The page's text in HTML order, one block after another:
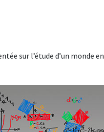
sur l’étude d’un monde en